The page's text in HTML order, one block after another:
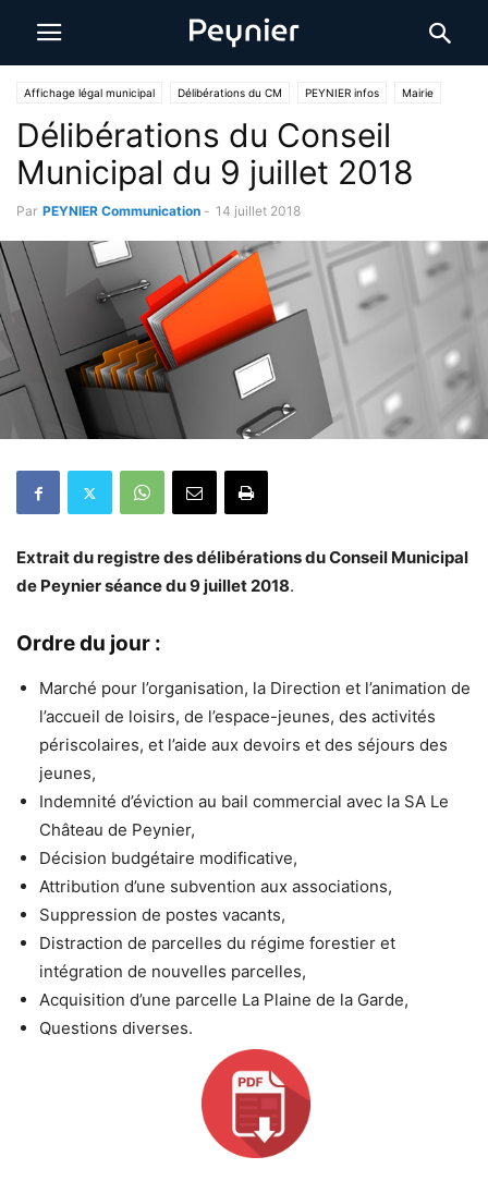
Affichage légal municipal Délibérations du CM PEYNIER infos Mairie
Délibérations du Conseil
Municipal du 9 juillet 2018
Par PEYNIER Communication - 14 juillet 2018
Extrait du registre des délibérations du Conseil Municipal
de Peynier séance du 9 juillet 2018.
Ordre du jour :
Marché pour l’organisation, la Direction et l’animation de
l’accueil de loisirs, de l’espace-jeunes, des activités
périscolaires, et l’aide aux devoirs et des séjours des
jeunes,
Indemnité d’éviction au bail commercial avec la SA Le
Château de Peynier,
Décision budgétaire modificative,
Attribution d’une subvention aux associations,
Suppression de postes vacants,
Distraction de parcelles du régime forestier et
intégration de nouvelles parcelles,
Acquisition d’une parcelle La Plaine de la Garde,
Questions diverses.